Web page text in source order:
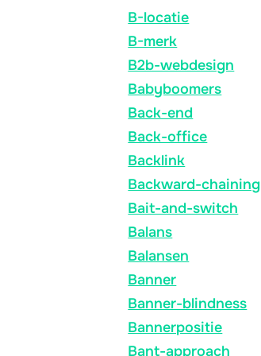
B-locatie
B-merk
B2b-webdesign
Babyboomers
Back-end
Back-office
Backlink
Backward-chaining
Bait-and-switch
Balans
Balansen
Banner
Banner-blindness
Bannerpositie
Bant-approach